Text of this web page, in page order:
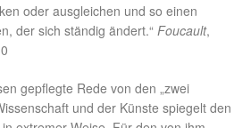
oder ausgleichen und so einen
der sich ständig ändert.“ Foucault,
gepflegte Rede von den „zwei
und der Künste spiegelt den